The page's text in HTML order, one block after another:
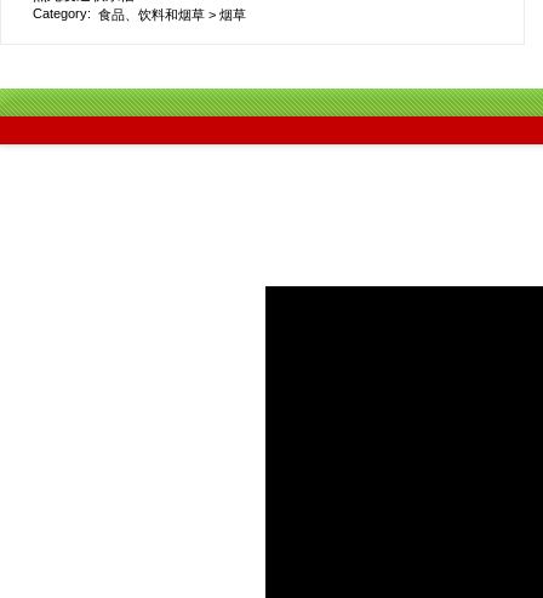
Category: 食品、饮料和烟草 > 烟草